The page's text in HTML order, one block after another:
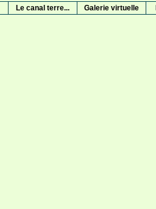
Le canal terre... Galerie virtuelle